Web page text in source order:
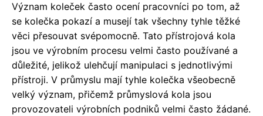
Význam koleček často ocení pracovníci po tom, až
se kolečka pokazí a musejí tak všechny tyhle těžké
věci přesouvat svépomocně. Tato přístrojová kola
jsou ve výrobním procesu velmi často používané a
důležité, jelikož ulehčují manipulaci s jednotlivými
přístroji. V průmyslu mají tyhle kolečka všeobecně
velký význam, přičemž průmyslová kola jsou
provozovateli výrobních podniků velmi často žádané.